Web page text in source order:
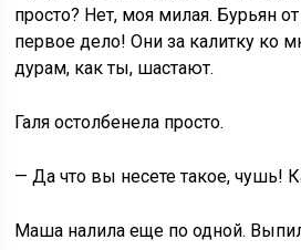
просто? Нет, моя милая. Бурьян
первое дело! Они за калитку ко
дурам, как ты, шастают.
Галя остолбенела просто.
— Да что вы несете такое, чушь!
Маша налила еще по одной.